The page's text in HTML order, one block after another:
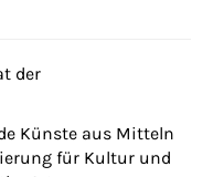
der
Künste aus Mitteln
für Kultur und